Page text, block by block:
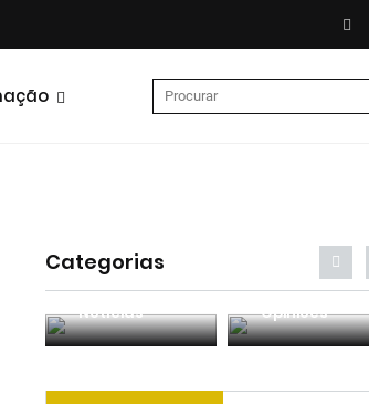
Categorias
Entrevistas Análises